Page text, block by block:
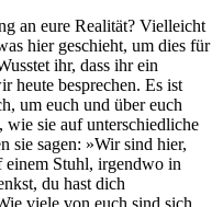
an eure Realität? Vielleicht
hier geschieht, um dies für
ihr, dass ihr ein
heute besprechen. Es ist
um euch und über euch
wie sie auf unterschiedliche
sie sagen: »Wir sind hier,
einem Stuhl, irgendwo in
du hast dich